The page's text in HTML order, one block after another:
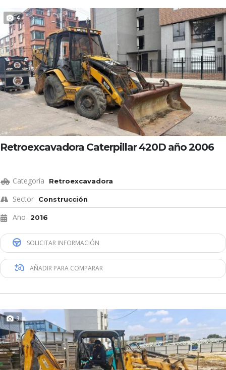
4
Retroexcavadora Caterpillar 420D año 2006
Categoría Retroexcavadora
Sector Construcción
Año 2016
SOLICITAR INFORMACIÓN
AÑADIR PARA COMPARAR
3